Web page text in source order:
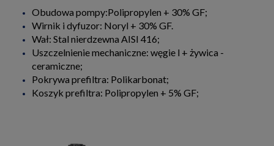
Obudowa pompy:Polipropylen + 30% GF;
Wirnik i dyfuzor: Noryl + 30% GF.
Wał: Stal nierdzewna AISI 416;
Uszczelnienie mechaniczne: węgie l + żywica -
ceramiczne;
Pokrywa prefiltra: Polikarbonat;
Koszyk prefiltra: Polipropylen + 5% GF;